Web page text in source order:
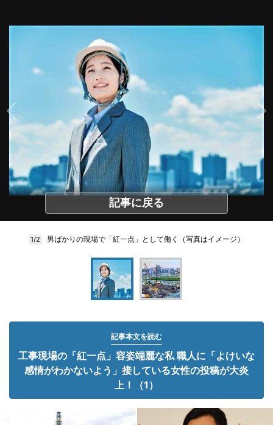
記事に戻る
1/2 男ばかりの現場で「紅一点」として働く（写真はイメージ）
記事本文を読む
工事現場の「紅一点」容姿端麗な私 職人に「よけいな
感情がわかないよう」接している女性の投稿が大炎
上！（1）